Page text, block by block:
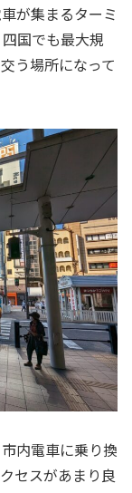
が集まるターミ
国でも最大規
う場所になって
内電車に乗り換
セスがあまり良